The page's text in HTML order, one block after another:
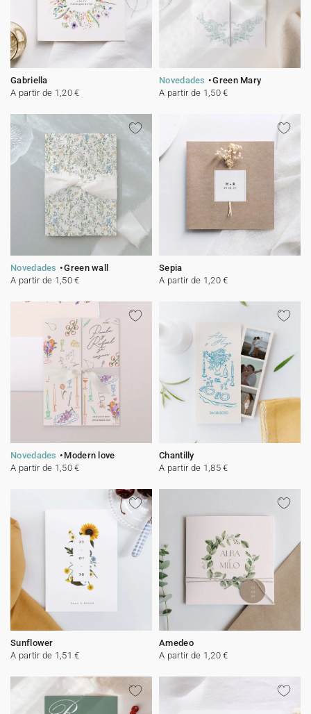
Gabriella
A partir de 1,20 €
Novedades
Green Mary
A partir de 1,50 €
Novedades
Green wall
A partir de 1,50 €
Sepia
A partir de 1,20 €
Novedades
Modern love
A partir de 1,50 €
Chantilly
A partir de 1,85 €
Sunflower
A partir de 1,51 €
Amedeo
A partir de 1,20 €